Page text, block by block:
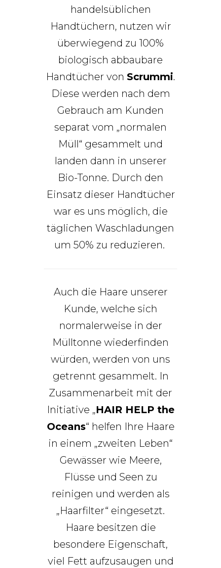
handelsüblichen
Handtüchern, nutzen wir
überwiegend zu 100%
biologisch abbaubare
Handtücher von Scrummi.
Diese werden nach dem
Gebrauch am Kunden
separat vom „normalen
Müll“ gesammelt und
landen dann in unserer
Bio-Tonne. Durch den
Einsatz dieser Handtücher
war es uns möglich, die
täglichen Waschladungen
um 50% zu reduzieren.
Auch die Haare unserer
Kunde, welche sich
normalerweise in der
Mülltonne wiederfinden
würden, werden von uns
getrennt gesammelt. In
Zusammenarbeit mit der
Initiative „HAIR HELP the
Oceans“ helfen Ihre Haare
in einem „zweiten Leben“
Gewässer wie Meere,
Flüsse und Seen zu
reinigen und werden als
„Haarfilter“ eingesetzt.
Haare besitzen die
besondere Eigenschaft,
viel Fett aufzusaugen und